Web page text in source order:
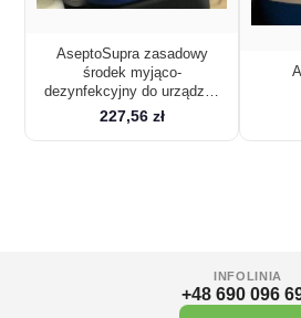
AseptoSupra zasadowy
środek myjąco-
dezynfekcyjny do urządzeń
udojowych 24 kg
227,56 zł
INFOLINIA
+48 690 096